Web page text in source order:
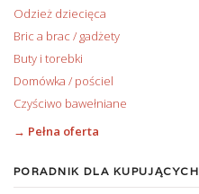
Odzież dziecięca
Bric a brac / gadżety
Buty i torebki
Domówka / pościel
Czyściwo bawełniane
→ Pełna oferta
PORADNIK DLA KUPUJĄCYCH